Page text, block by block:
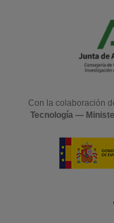
Con la colaboración
Tecnología —